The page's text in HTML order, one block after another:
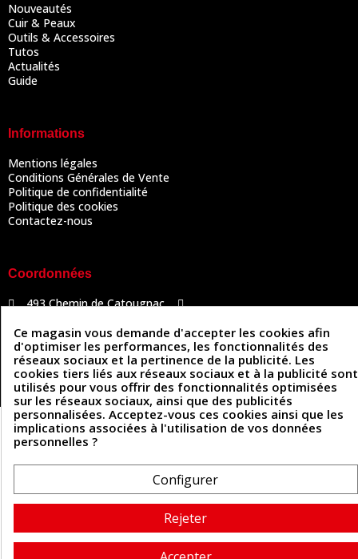
Nouveautés
Cuir & Peaux
Outils & Accessoires
Tutos
Actualités
Guide
Informations
Mentions légales
Conditions Générales de Vente
Politique de confidentialité
Politique des cookies
Contactez-nous
Coordonnées
493 Chemin de Catougnac
05 63 34 51 88
contact@cuirenstock.com
Cuirenstock © 2026 - Une création Quatrys 💙
Ce magasin vous demande d'accepter les cookies afin
d'optimiser les performances, les fonctionnalités des
réseaux sociaux et la pertinence de la publicité. Les
cookies tiers liés aux réseaux sociaux et à la publicité sont
utilisés pour vous offrir des fonctionnalités optimisées
sur les réseaux sociaux, ainsi que des publicités
personnalisées. Acceptez-vous ces cookies ainsi que les
implications associées à l'utilisation de vos données
personnelles ?
Configurer
Rejeter